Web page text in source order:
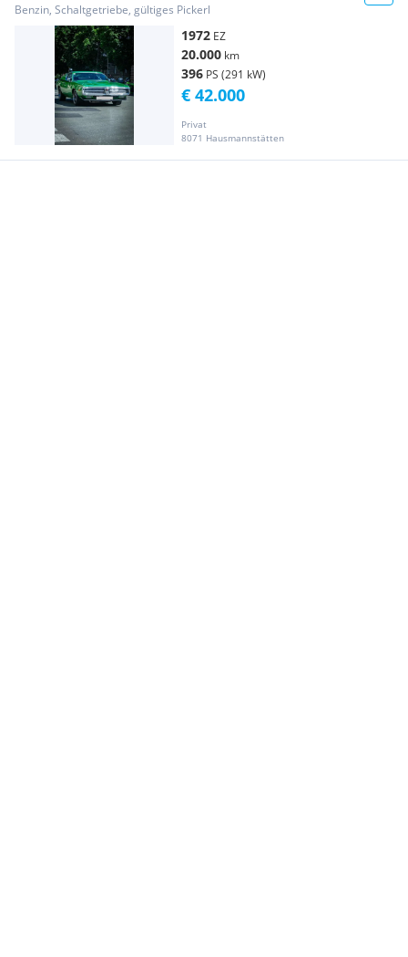
Benzin, Schaltgetriebe, gültiges Pickerl
1972 EZ
20.000 km
396 PS (291 kW)
Privat
8071 Hausmannstätten
€ 42.000